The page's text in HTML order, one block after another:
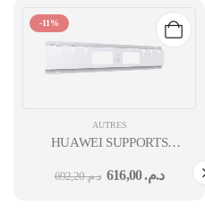
-11%
AUTRES
HUAWEI SUPPORTS
د.م.692,20 د.م.616,00